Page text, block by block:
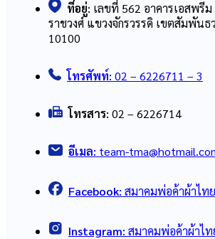
ที่อยู่: เลขที่ 562 อาคารเอสพรี
ราชวงศ์ แขวงจักรวรรดิ เขตสัมพันธ
10100
โทรศัพท์: 02 – 6226711 – 3
โทรสาร: 02 – 6226714
อีเมล: team-
Facebook: สมาคมพ่อค้าผ้าไทย
Instagram: สมาคมพ่อค้าผ้าไท